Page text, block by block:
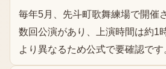
毎年5月、先斗町歌舞練場で開催
数回公演があり、上演時間は約1
より異なるため公式で要確認です